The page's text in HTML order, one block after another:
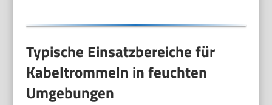
Typische Einsatzbereiche für
Kabeltrommeln in feuchten
Umgebungen